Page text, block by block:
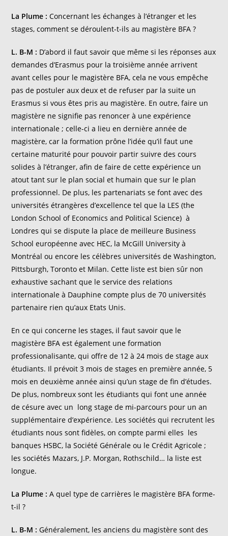
La Plume :Concernant les échanges à l’étranger et les
stages, comment se déroulent-t-ils au magistère BFA ?
L. B-M : D’abord il faut savoir que même si les réponses aux
demandes d’Erasmus pour la troisième année arrivent
avant celles pour le magistère BFA, cela ne vous empêche
pas de postuler aux deux et de refuser par la suite un
Erasmus si vous êtes pris au magistère. En outre, faire un
magistère ne signifie pas renoncer à une expérience
internationale ; celle-ci a lieu en dernière année de
magistère, car la formation prône l’idée qu’il faut une
certaine maturité pour pouvoir partir suivre des cours
solides à l’étranger, afin de faire de cette expérience un
atout tant sur le plan social et humain que sur le plan
professionnel. De plus, les partenariats se font avec des
universités étrangères d’excellence tel que la LES (the
London School of Economics and Political Science) à
Londres qui se dispute la place de meilleure Business
School européenne avec HEC, la McGill University à
Montréal ou encore les célèbres universités de Washington,
Pittsburgh, Toronto et Milan. Cette liste est bien sûr non
exhaustive sachant que le service des relations
internationale à Dauphine compte plus de 70 universités
partenaire rien qu’aux Etats Unis.
En ce qui concerne les stages, il faut savoir que le
magistère BFA est également une formation
professionalisante, qui offre de 12 à 24 mois de stage aux
étudiants. Il prévoit 3 mois de stages en première année, 5
mois en deuxième année ainsi qu’un stage de fin d’études.
De plus, nombreux sont les étudiants qui font une année
de césure avec un long stage de mi-parcours pour un an
supplémentaire d’expérience. Les sociétés qui recrutent les
étudiants nous sont fidèles, on compte parmi elles les
banques HSBC, la Société Générale ou le Crédit Agricole ;
les sociétés Mazars, J.P. Morgan, Rothschild… la liste est
longue.
La Plume : A quel type de carrières le magistère BFA forme-
t-il ?
L. B-M :Généralement, les anciens du magistère sont des